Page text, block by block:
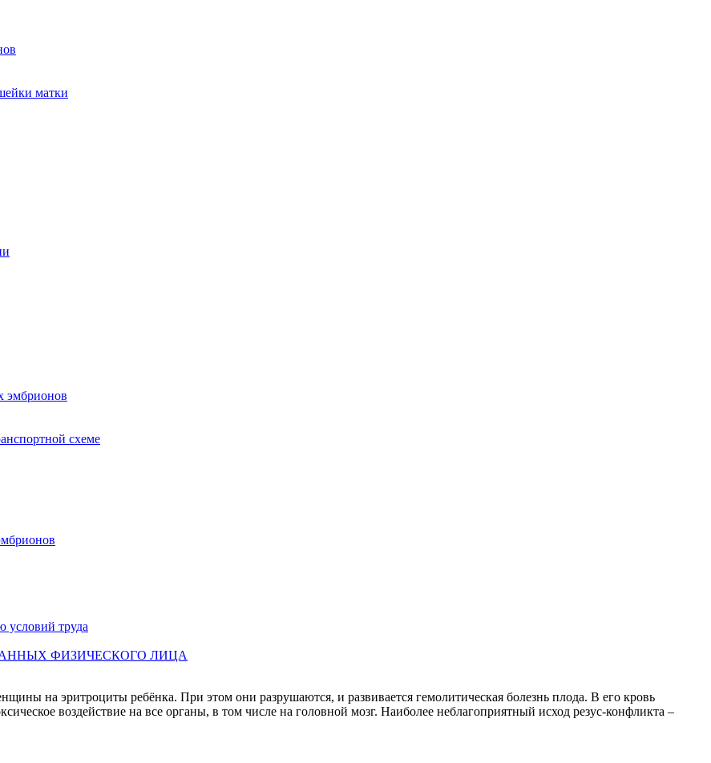
матки
эмбрионов
схеме
условий труда
ФИЗИЧЕСКОГО ЛИЦА
на эритроциты ребёнка. При этом они разрушаются, и развивается гемолитическая болезнь плода. В его кровь
воздействие на все органы, в том числе на головной мозг. Наиболее неблагоприятный исход резус-конфликта –